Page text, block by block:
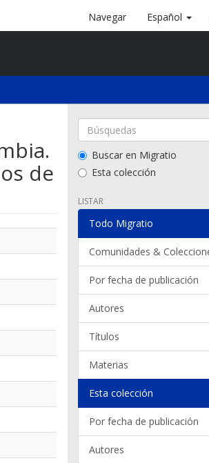
Navegar Español
de
Buscar en Migratio
Esta colección
LISTAR
Todo Migratio
Comunidades &
Por fecha de publicación
Autores
Títulos
Materias
Esta colección
Por fecha de publicación
Autores